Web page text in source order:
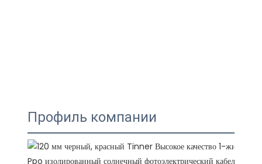
Профиль компании